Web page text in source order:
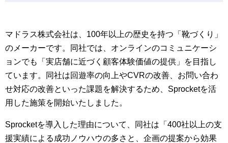
マドラス株式会社は、100年以上の歴史を持つ「靴づくり」
のメーカーです。同社では、オンラインのコミュニケーシ
ョンでも「実店舗に近づく顧客体験価値の提供」を目指し
ています。同社は回遊率の向上やCVRの改善、お問い合わ
せ対応の改善といった課題を解決するため、Sprocketを活
用した施策を開始いたしました。
Sprocketを導入した理由について、同社は「400社以上の支
援実績による成功ノウハウの多さと、企画の提案から効果